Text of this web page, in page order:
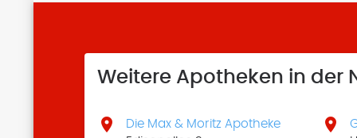
Weitere Apotheken in der

Die Max & Moritz Apotheke
